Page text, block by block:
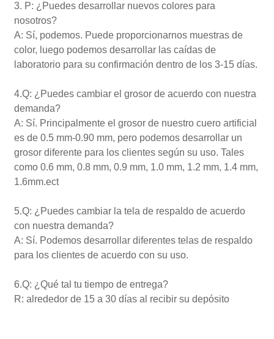
3. P: ¿Puedes desarrollar nuevos colores para
nosotros?
A: Sí, podemos. Puede proporcionarnos muestras de
color, luego podemos desarrollar las caídas de
laboratorio para su confirmación dentro de los 3-15 días.
4.Q: ¿Puedes cambiar el grosor de acuerdo con nuestra
demanda?
A: Sí. Principalmente el grosor de nuestro cuero artificial
es de 0.5 mm-0.90 mm, pero podemos desarrollar un
grosor diferente para los clientes según su uso. Tales
como 0.6 mm, 0.8 mm, 0.9 mm, 1.0 mm, 1.2 mm, 1.4 mm,
1.6mm.ect
5.Q: ¿Puedes cambiar la tela de respaldo de acuerdo
con nuestra demanda?
A: Sí. Podemos desarrollar diferentes telas de respaldo
para los clientes de acuerdo con su uso.
6.Q: ¿Qué tal tu tiempo de entrega?
R: alrededor de 15 a 30 días al recibir su depósito